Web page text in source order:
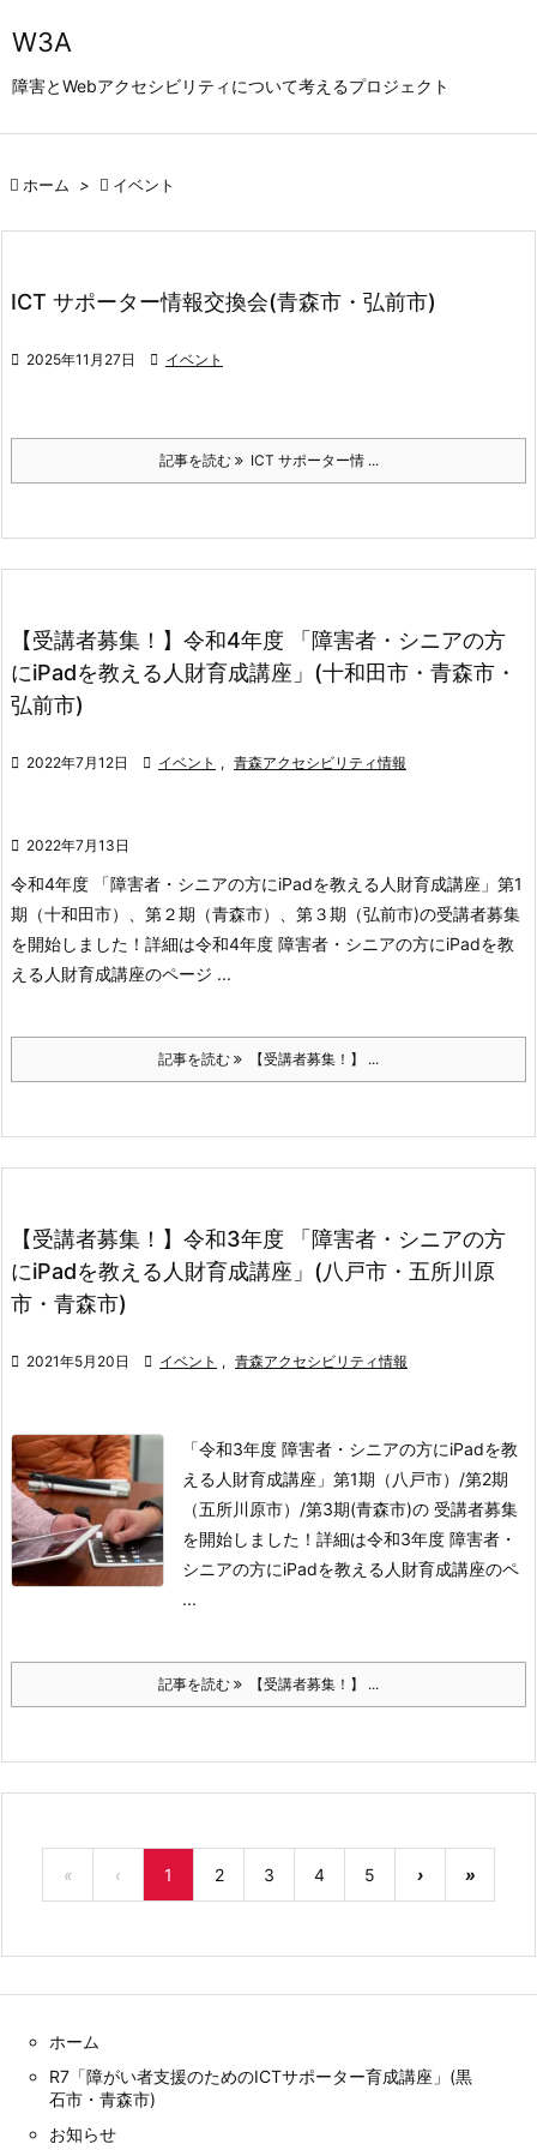
W3A
障害とWebアクセシビリティについて考えるプロジェクト

 ホーム >  イベント
ICT サポーター情報交換会(青森市・弘前市)
 2025年11月27日  イベント
記事を読む ICT サポーター情 ...
【受講者募集！】令和4年度 「障害者・シニアの方
にiPadを教える人財育成講座」(十和田市・青森市・
弘前市)
 2022年7月12日  イベント , 青森アクセシビリティ情報
 2022年7月13日
令和4年度 「障害者・シニアの方にiPadを教える人財育成講座」第1
期（十和田市）、第２期（青森市）、第３期（弘前市)の受講者募集
を開始しました！ 詳細は令和4年度 障害者・シニアの方にiPadを教
える人財育成講座のページ ...
記事を読む 【受講者募集！】 ...
【受講者募集！】令和3年度 「障害者・シニアの方
にiPadを教える人財育成講座」(八戸市・五所川原
市・青森市)
 2021年5月20日  イベント , 青森アクセシビリティ情報
「令和3年度 障害者・シニアの方にiPadを教
える人財育成講座」第1期（八戸市）/第2期
（五所川原市）/第3期(青森市)の 受講者募集
を開始しました！ 詳細は令和3年度 障害者・
シニアの方にiPadを教える人財育成講座のペ
...
記事を読む 【受講者募集！】 ...
« ‹ 1 2 3 4 5 › »
ホーム
R7「障がい者支援のためのICTサポーター育成講座」(黒
石市・青森市)
お知らせ